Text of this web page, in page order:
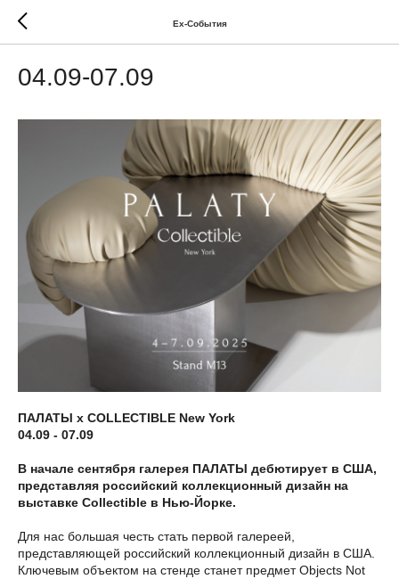
Ex-Cобытия
04.09-07.09
ПАЛАТЫ х COLLECTIBLE New York
04.09 - 07.09
В начале сентября галерея ПАЛАТЫ дебютирует в США,
представляя российский коллекционный дизайн на
выставке Collectible в Нью-Йорке.
Для нас большая честь стать первой галереей,
представляющей российский коллекционный дизайн в США.
Ключевым объектом на стенде станет предмет Objects Not